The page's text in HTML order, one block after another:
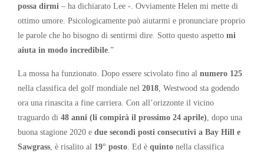
possa dirmi – ha dichiarato Lee -. Ovviamente Helen mi mette di
ottimo umore. Psicologicamente può aiutarmi e pronunciare proprio
le parole che ho bisogno di sentirmi dire. Sotto questo aspetto mi
aiuta in modo incredibile .”
La mossa ha funzionato. Dopo essere scivolato fino al numero 125
nella classifica del golf mondiale nel 2018 , Westwood sta godendo
ora una rinascita a fine carriera. Con all’orizzonte il vicino
traguardo di 48 anni (li compirà il prossimo 24 aprile) , dopo una
buona stagione 2020 e due secondi posti consecutivi a Bay Hill e
Sawgrass , è risalito al 19° posto . Ed è quinto nella classifica